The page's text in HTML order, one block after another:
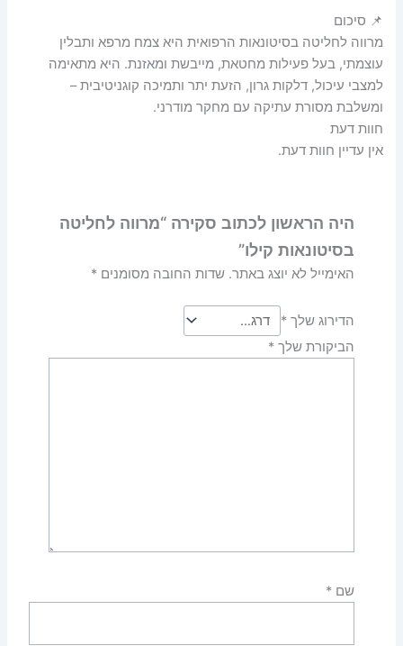
📌 סיכום
מרווה לחליטה בסיטונאות הרפואית היא צמח מרפא ותבלין
עוצמתי, בעל פעילות מחטאת, מייבשת ומאזנת. היא מתאימה
למצבי עיכול, דלקות גרון, הזעת יתר ותמיכה קוגניטיבית –
ומשלבת מסורת עתיקה עם מחקר מודרני.
חוות דעת
אין עדיין חוות דעת.
היה הראשון לכתוב סקירה “מרווה לחליטה
בסיטונאות קילו”
האימייל לא יוצג באתר. שדות החובה מסומנים *
הדירוג שלך *
הביקורת שלך *
שם *